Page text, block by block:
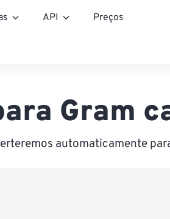
API Preços
Gram
automaticamente